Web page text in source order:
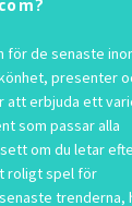
för de senaste
presenter
att erbjuda ett
som passar alla
om du letar
roligt spel för
trenderna,